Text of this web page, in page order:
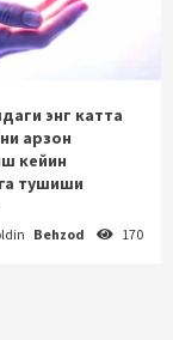
энг катта
арзон
кейин
тушиши
Behzod 170